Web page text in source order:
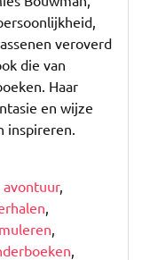
veroverd
die van
Haar
en wijze
inspireren.
avontuur,
,
,
,